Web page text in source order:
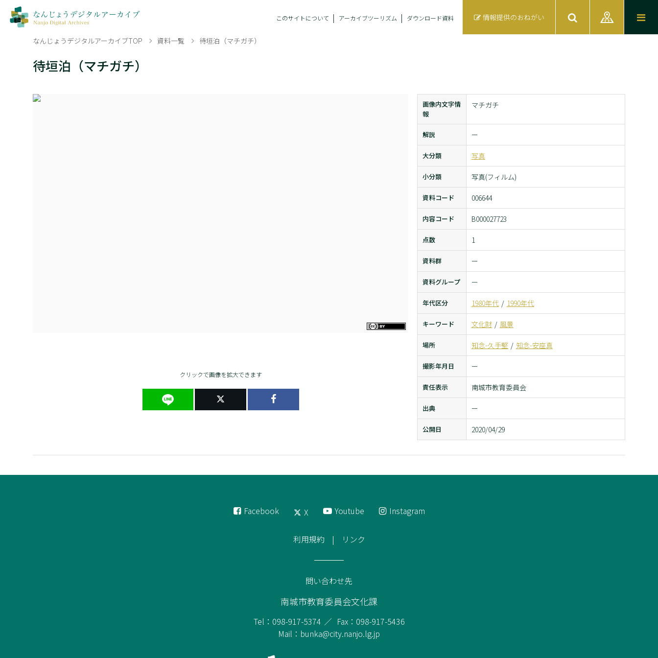
このサイトについて アーカイブツーリズム ダウンロード資料 情報提供のおねがい
なんじょうデジタルアーカイブTOP 資料一覧 待垣泊（マチガチ）
待垣泊（マチガチ）
クリックで画像を拡大できます
画像内文字情
報
マチガチ
解説 ー
大分類 写真
小分類 写真(フィルム)
資料コード 006644
内容コード B000027723
点数 1
資料群 ー
資料グループ ー
年代区分 1980年代 1990年代
キーワード 文化財 風景
場所 知念-久手堅 知念-安座真
撮影年月日 ー
責任表示 南城市教育委員会
出典 ー
公開日 2020/04/29
Facebook X Youtube Instagram
利用規約 リンク
問い合わせ先
南城市教育委員会文化課
Tel：098-917-5374
Fax：098-917-5436
Mail：bunka@city.nanjo.lg.jp